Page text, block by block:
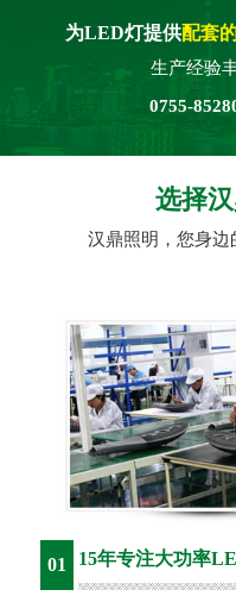
为LED灯提供配套
生产经验
0755-
选择
汉鼎照明，您身边
01 15年专注大功率